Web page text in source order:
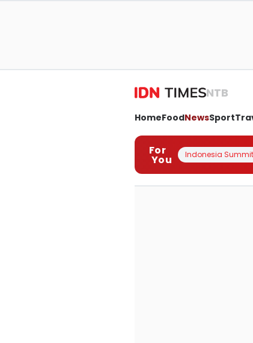
NTB
HomeFoodNewsSport
For
You Indonesia